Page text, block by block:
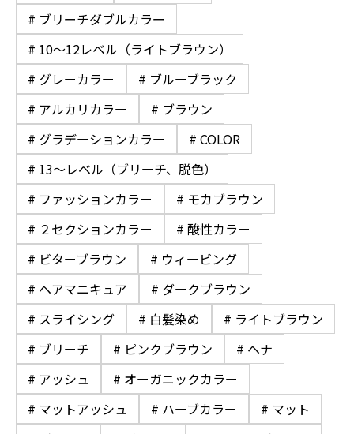
# ブリーチダブルカラー
# 10〜12レベル（ライトブラウン）
# グレーカラー
# ブルーブラック
# アルカリカラー
# ブラウン
# グラデーションカラー
# COLOR
# 13〜レベル（ブリーチ、脱色）
# ファッションカラー
# モカブラウン
# ２セクションカラー
# 酸性カラー
# ビターブラウン
# ウィービング
# ヘアマニキュア
# ダークブラウン
# スライシング
# 白髪染め
# ライトブラウン
# ブリーチ
# ピンクブラウン
# ヘナ
# アッシュ
# オーガニックカラー
# マットアッシュ
# ハーブカラー
# マット